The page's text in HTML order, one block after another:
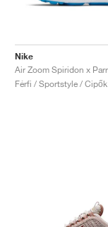
Nike
Férfi / Sportstyle / Cipők